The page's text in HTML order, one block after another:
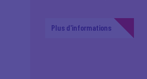
Plus d'informations